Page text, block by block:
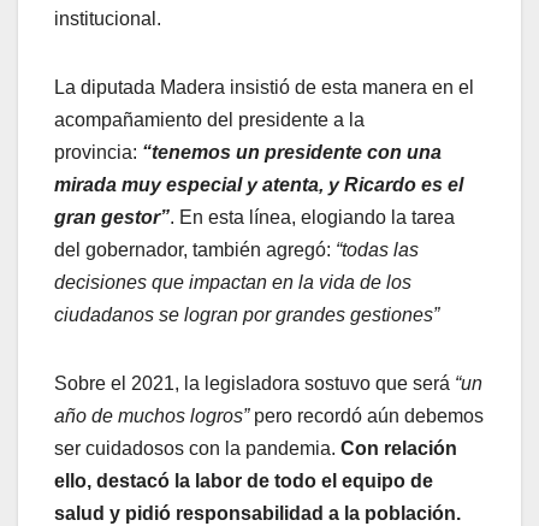
institucional.
La diputada Madera insistió de esta manera en el
acompañamiento del presidente a la
provincia: “tenemos un presidente con una
mirada muy especial y atenta, y Ricardo es el
gran gestor”. En esta línea, elogiando la tarea
del gobernador, también agregó: “todas las
decisiones que impactan en la vida de los
ciudadanos se logran por grandes gestiones”
Sobre el 2021, la legisladora sostuvo que será “un
año de muchos logros”pero recordó aún debemos
ser cuidadosos con la pandemia. Con relación
ello, destacó la labor de todo el equipo de
salud y pidió responsabilidad a la población.